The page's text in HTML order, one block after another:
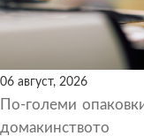
06 август, 2026
По-големи
домакинството